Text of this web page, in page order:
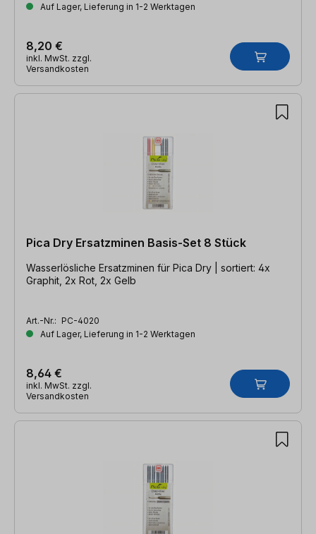
Auf Lager, Lieferung in 1-2 Werktagen
8,20 €
inkl. MwSt. zzgl.
Versandkosten
Pica Dry Ersatzminen Basis-Set 8 Stück
Wasserlösliche Ersatzminen für Pica Dry | sortiert: 4x
Graphit, 2x Rot, 2x Gelb
Art.-Nr.: PC-4020
Auf Lager, Lieferung in 1-2 Werktagen
8,64 €
inkl. MwSt. zzgl.
Versandkosten